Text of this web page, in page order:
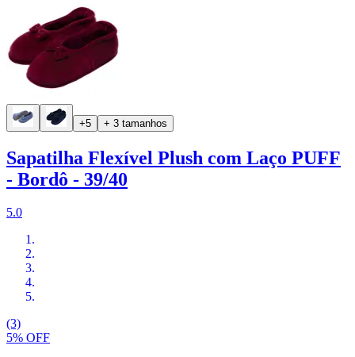
+5 + 3 tamanhos
Sapatilha Flexível Plush com Laço PUFF
- Bordô - 39/40
5.0
(3)
5% OFF